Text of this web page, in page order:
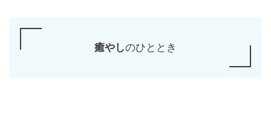
癒やしのひととき